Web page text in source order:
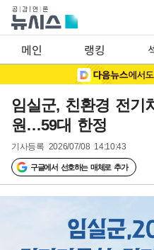
메인 랭킹
임실군, 친환경 전기
원…59대 한정
기사등록 2026/07/08 14:10:43
구글에서 선호하는 매체로 추가